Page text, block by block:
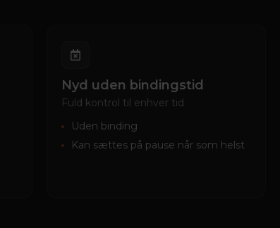
Nyd uden bindingstid
Fuld kontrol til enhver tid
Uden binding
Kan sættes på pause når som helst